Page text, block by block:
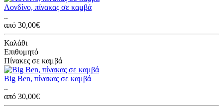
Λονδίνο, πίνακας σε καμβά
..
από 30,00€
Καλάθι
Επιθυμητό
Πίνακες σε καμβά
Big Ben, πίνακας σε καμβά
..
από 30,00€